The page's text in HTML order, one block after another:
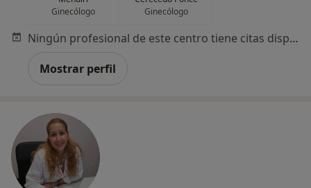
Ginecólogo
Ginecólogo
Ningún profesional de este centro tiene citas disponibles
Mostrar perfil